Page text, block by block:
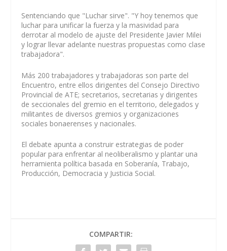
Sentenciando que "Luchar sirve". "Y hoy tenemos que
luchar para unificar la fuerza y la masividad para
derrotar al modelo de ajuste del Presidente Javier Milei
y lograr llevar adelante nuestras propuestas como clase
trabajadora".
Más 200 trabajadores y trabajadoras son parte del
Encuentro, entre ellos dirigentes del Consejo Directivo
Provincial de ATE; secretarios, secretarias y dirigentes
de seccionales del gremio en el territorio, delegados y
militantes de diversos gremios y organizaciones
sociales bonaerenses y nacionales.
El debate apunta a construir estrategias de poder
popular para enfrentar al neoliberalismo y plantar una
herramienta política basada en Soberanía, Trabajo,
Producción, Democracia y Justicia Social.
COMPARTIR: